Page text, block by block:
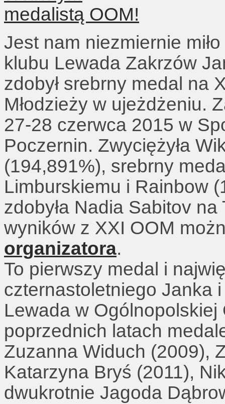
Jest nam niezmiernie
klubu Lewada Zakrzów
zdobył srebrny medal na
Młodzieży w ujeżdżeniu.
27-28 czerwca 2015 w
Poczernin. Zwyciężyła
(194,891%), srebrny
Limburskiemu i Rainbow
zdobyła Nadia Sabitov
wyników z XXI OOM
organizatora.
To pierwszy medal i
czternastoletniego Janka
Lewada w Ogólnopolskiej
poprzednich latach
Zuzanna Widuch (2009),
Katarzyna Bryś (2011),
dwukrotnie Jagoda